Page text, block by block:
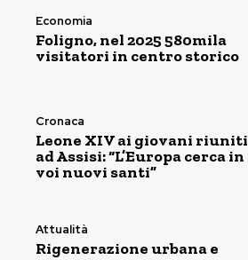
Economia
Foligno, nel 2025 580mila
visitatori in centro storico
Cronaca
Leone XIV ai giovani riuniti
ad Assisi: “L’Europa cerca in
voi nuovi santi”
Attualità
Rigenerazione urbana e